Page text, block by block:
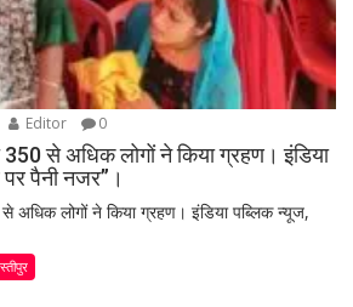
Editor 0
से अधिक लोगों ने किया ग्रहण। इंडिया
पैनी नजर”।
लोगों ने किया ग्रहण। इंडिया पब्लिक न्यूज,